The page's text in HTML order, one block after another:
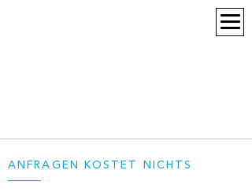
ANFRAGEN KOSTET NICHTS
———